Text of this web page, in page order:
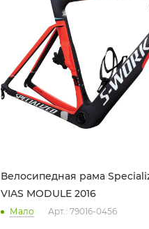
Велосипедная рама
VIAS MODULE 2016
Мало Арт.: 79016-0456